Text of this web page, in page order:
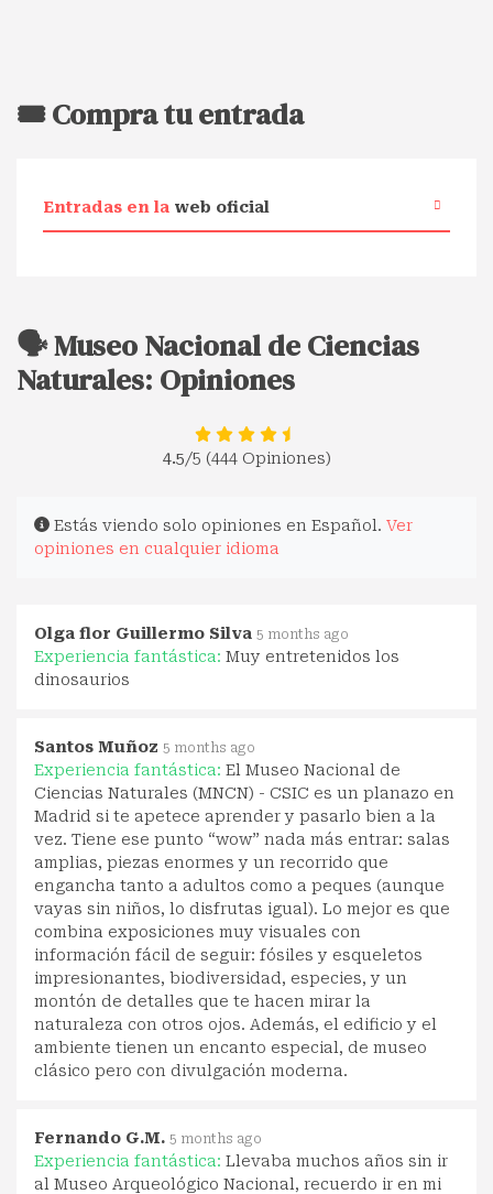
🎟️ Compra tu entrada
Entradas en la web oficial
🗣️ Museo Nacional de Ciencias
Naturales: Opiniones
4.5/5 (444 Opiniones)
Estás viendo solo opiniones en Español. Ver
opiniones en cualquier idioma
Olga flor Guillermo Silva 5 months ago
Experiencia fantástica: Muy entretenidos los
dinosaurios
Santos Muñoz 5 months ago
Experiencia fantástica: El Museo Nacional de
Ciencias Naturales (MNCN) - CSIC es un planazo en
Madrid si te apetece aprender y pasarlo bien a la
vez. Tiene ese punto “wow” nada más entrar: salas
amplias, piezas enormes y un recorrido que
engancha tanto a adultos como a peques (aunque
vayas sin niños, lo disfrutas igual). Lo mejor es que
combina exposiciones muy visuales con
información fácil de seguir: fósiles y esqueletos
impresionantes, biodiversidad, especies, y un
montón de detalles que te hacen mirar la
naturaleza con otros ojos. Además, el edificio y el
ambiente tienen un encanto especial, de museo
clásico pero con divulgación moderna.
Fernando G.M. 5 months ago
Experiencia fantástica: Llevaba muchos años sin ir
al Museo Arqueológico Nacional, recuerdo ir en mi